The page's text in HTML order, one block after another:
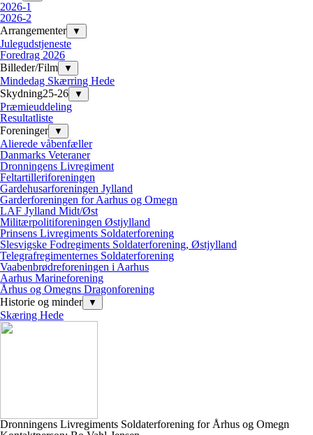
2026-1
2026-2
Arrangementer
▼
Julegudstjeneste
Foredrag 2026
Billeder/Film
▼
Mindedag Skærring Hede
Skydning25-26
▼
Præmieuddeling
Resultatliste
Foreninger
▼
Alierede våbenfæller
Danmarks Veteraner
Dronningens Livregiment
Feltartilleriforeningen
Gardehusarforeningen Jylland
Garderforeningen for Aarhus og Omegn
LAF Jylland Midt/Øst
Militærpolitiforeningen Østjylland
Prinsens Livregiments Soldaterforening
Slesvigske Fodregiments Soldaterforening, Østjylland
Telegrafregimenternes Soldaterforening
Vaabenbrødreforeningen i Aarhus
Aarhus Marineforening
Århus og Omegns Dragonforening
Historie og minder
▼
Skæring Hede
Dronningens Livregiments Soldaterforening for Århus og Omegn